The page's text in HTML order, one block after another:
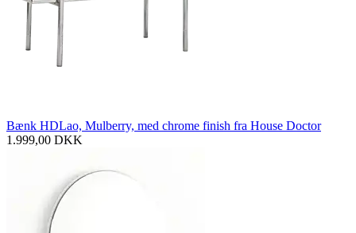
Bænk HDLao, Mulberry, med chrome finish fra House Doctor
1.999,00 DKK